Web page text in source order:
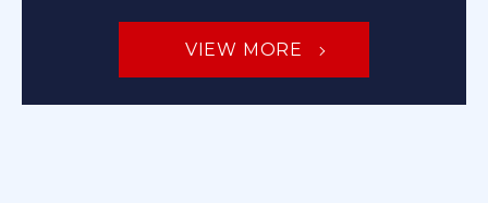
VIEW MORE